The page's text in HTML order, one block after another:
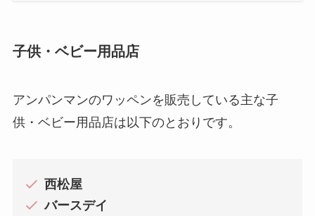
子供・ベビー用品店
アンパンマンのワッペンを販売している主な子
供・ベビー用品店は以下のとおりです。
西松屋
バースデイ